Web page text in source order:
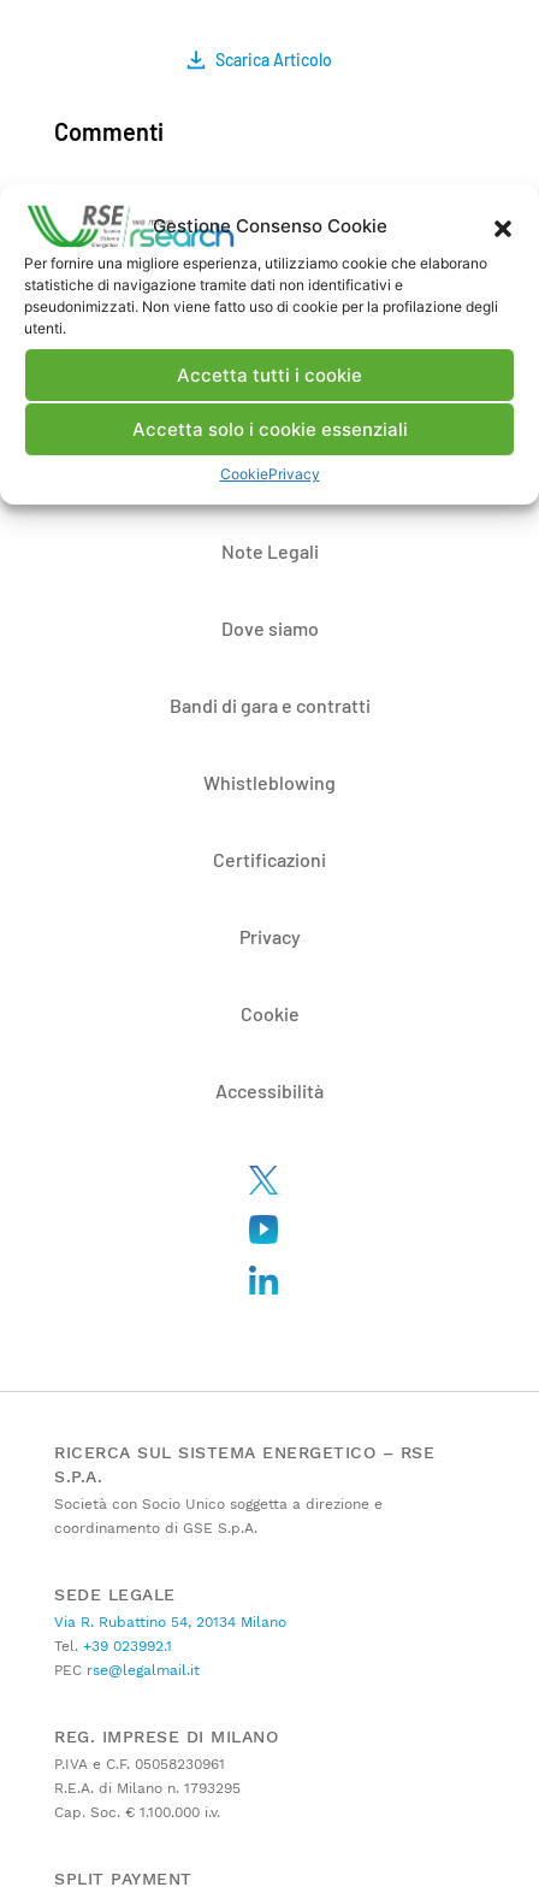
Gestione Consenso Cookie
Per fornire una migliore esperienza, utilizziamo cookie che elaborano
statistiche di navigazione tramite dati non identificativi e
pseudonimizzati. Non viene fatto uso di cookie per la profilazione degli
utenti.
Accetta tutti i cookie
Accetta solo i cookie essenziali
CookiePrivacy
Scarica Articolo
Commenti
Pubblica un commento
Contatti
Note Legali
Dove siamo
Bandi di gara e contratti
Whistleblowing
Certificazioni
Privacy
Cookie
Accessibilità
RICERCA SUL SISTEMA ENERGETICO – RSE
S.P.A.
Società con Socio Unico soggetta a direzione e
coordinamento di GSE S.p.A.
SEDE LEGALE
Via R. Rubattino 54, 20134 Milano
Tel. +39 023992.1
PEC rse@legalmail.it
REG. IMPRESE DI MILANO
P.IVA e C.F. 05058230961
R.E.A. di Milano n. 1793295
Cap. Soc. € 1.100.000 i.v.
SPLIT PAYMENT